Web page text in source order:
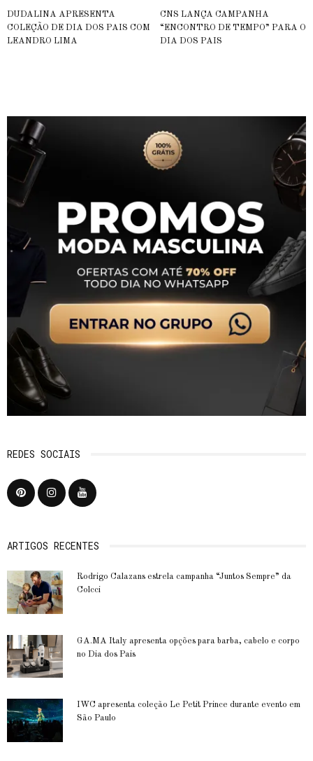
DUDALINA APRESENTA
COLEÇÃO DE DIA DOS PAIS COM
LEANDRO LIMA
CNS LANÇA CAMPANHA
“ENCONTRO DE TEMPO” PARA O
DIA DOS PAIS
REDES SOCIAIS
ARTIGOS RECENTES
Rodrigo Calazans estrela campanha “Juntos Sempre” da
Colcci
GA.MA Italy apresenta opções para barba, cabelo e corpo
no Dia dos Pais
IWC apresenta coleção Le Petit Prince durante evento em
São Paulo